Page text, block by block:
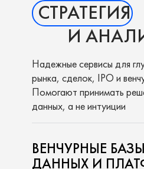
Надежные сервисы для
рынка, сделок, IPO и
Помогают принимать
данных, а не интуиции
СТРАТЕГИЯ
И
ВЕНЧУРНЫЕ БАЗЫ
ДАННЫХ И